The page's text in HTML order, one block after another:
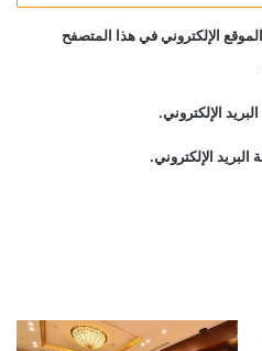
الإلكتروني في هذا المتصفح
الإلكتروني.
الإلكتروني.